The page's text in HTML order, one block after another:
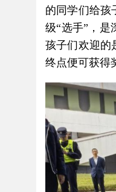
的同学们给孩
级“选手”，是
孩子们欢迎的
终点便可获得